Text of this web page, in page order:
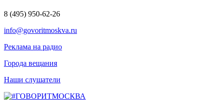
8 (495) 950-62-26
info@govoritmoskva.ru
Реклама на радио
Города вещания
Наши слушатели